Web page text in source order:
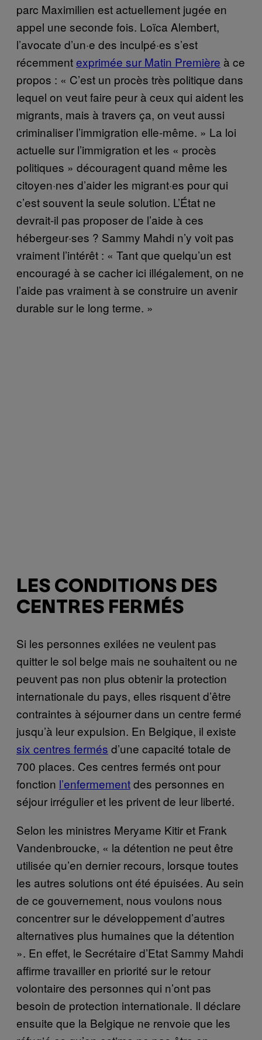
parc Maximilien est actuellement jugée en
appel une seconde fois. Loïca Alembert,
l’avocate d’un·e des inculpé·es s’est
récemmentexprimée sur Matin Première à ce
propos : « C’est un procès très politique dans
lequel on veut faire peur à ceux qui aident les
migrants, mais à travers ça, on veut aussi
criminaliser l’immigration elle-même. » La loi
actuelle sur l’immigration et les « procès
politiques » découragent quand même les
citoyen·nes d’aider les migrant·es pour qui
c’est souvent la seule solution. L’État ne
devrait-il pas proposer de l’aide à ces
hébergeur·ses ? Sammy Mahdi n’y voit pas
vraiment l’intérêt : « Tant que quelqu’un est
encouragé à se cacher ici illégalement, on ne
l’aide pas vraiment à se construire un avenir
durable sur le long terme. »
LES CONDITIONS DES
CENTRES FERMÉS
Si les personnes exilées ne veulent pas
quitter le sol belge mais ne souhaitent ou ne
peuvent pas non plus obtenir la protection
internationale du pays, elles risquent d’être
contraintes à séjourner dans un centre fermé
jusqu’à leur expulsion. En Belgique, il existe
six centres fermés d’une capacité totale de
700 places. Ces centres fermés ont pour
fonction l’enfermementdes personnes en
séjour irrégulier et les privent de leur liberté.
Selon les ministres Meryame Kitir et Frank
Vandenbroucke, « la détention ne peut être
utilisée qu’en dernier recours, lorsque toutes
les autres solutions ont été épuisées. Au sein
de ce gouvernement, nous voulons nous
concentrer sur le développement d’autres
alternatives plus humaines que la détention
». En effet, le Secrétaire d’Etat Sammy Mahdi
affirme travailler en priorité sur le retour
volontaire des personnes qui n’ont pas
besoin de protection internationale. Il déclare
ensuite que la Belgique ne renvoie que les